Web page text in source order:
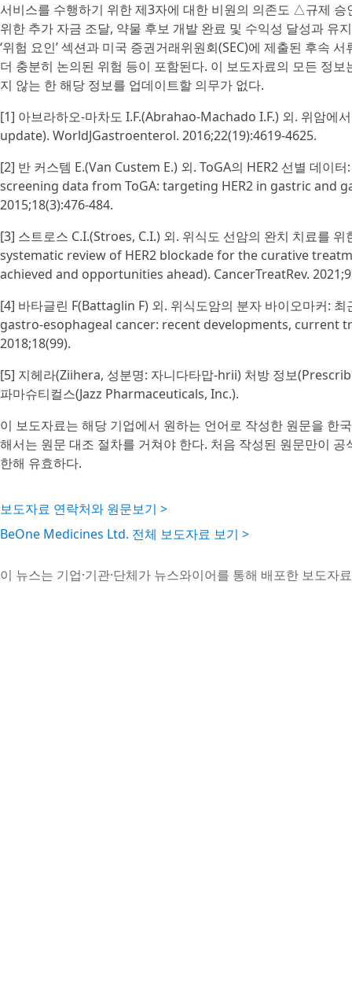
서비스를 수행하기 위한 제3자에 대한 비원의 의존도 △규제
위한 추가 자금 조달, 약물 후보 개발 완료 및 수익성 달성과
‘위험 요인’ 섹션과 미국 증권거래위원회(SEC)에 제출된 후속
더 충분히 논의된 위험 등이 포함된다. 이 보도자료의 모든 정
지 않는 한 해당 정보를 업데이트할 의무가 없다.
[1] 아브라하오-마차도 I.F.(Abrahao-Machado I.F.) 외. 위암
update). WorldJGastroenterol. 2016;22(19):4619-4625.
[2] 반 커스템 E.(Van Custem E.) 외. ToGA의 HER2 선별 데이
screening data from ToGA: targeting HER2 in gastric and
2015;18(3):476-484.
[3] 스트로스 C.I.(Stroes, C.I.) 외. 위식도 선암의 완치 치료를
systematic review of HER2 blockade for the curative
achieved and opportunities ahead). CancerTreatRev.
[4] 바타글린 F(Battaglin F) 외. 위식도암의 분자 바이오마커:
gastro-esophageal cancer: recent developments, current
2018;18(99).
[5] 지헤라(Ziihera, 성분명: 자니다타맙-hrii) 처방 정보
파마슈티컬스(Jazz Pharmaceuticals, Inc.).
이 보도자료는 해당 기업에서 원하는 언어로 작성한 원문을 한
해서는 원문 대조 절차를 거쳐야 한다. 처음 작성된 원문만이
한해 유효하다.
보도자료 연락처와 원문보기 >
BeOne Medicines Ltd. 전체 보도자료 보기 >
이 뉴스는 기업·기관·단체가 뉴스와이어를 통해 배포한 보도자